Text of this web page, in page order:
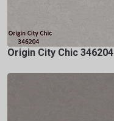
Origin City Chic 346204